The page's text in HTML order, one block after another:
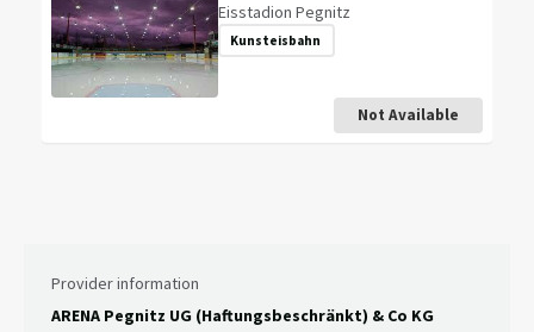
Eisstadion Pegnitz
Kunsteisbahn
Not Available
Provider information
ARENA Pegnitz UG (Haftungsbeschränkt) & Co KG